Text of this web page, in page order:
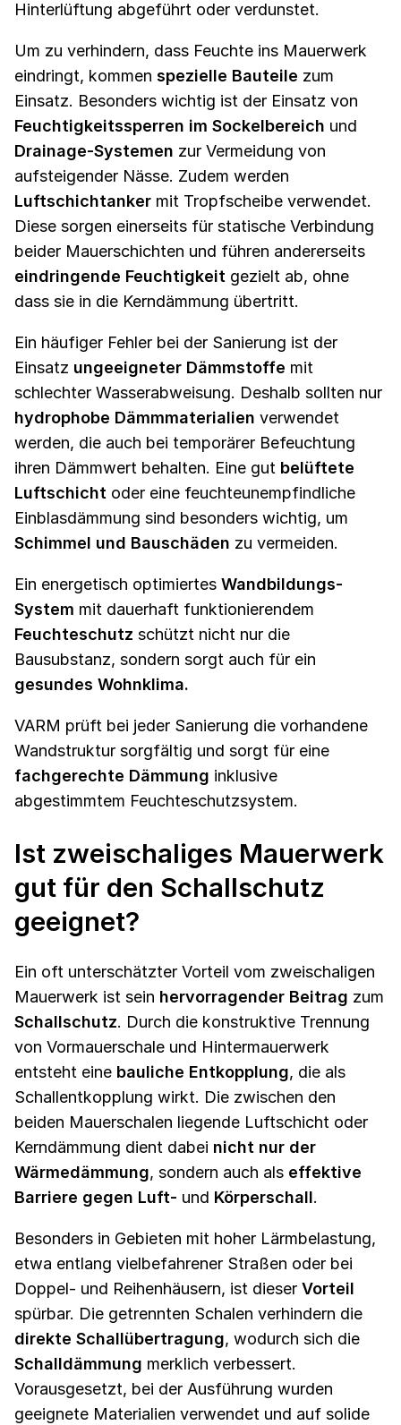
Hinterlüftung abgeführt oder verdunstet.
Um zu verhindern, dass Feuchte ins Mauerwerk
eindringt, kommen spezielle Bauteile zum
Einsatz. Besonders wichtig ist der Einsatz von
Feuchtigkeitssperren im Sockelbereich und
Drainage-Systemen zur Vermeidung von
aufsteigender Nässe. Zudem werden
Luftschichtanker mit Tropfscheibe verwendet.
Diese sorgen einerseits für statische Verbindung
beider Mauerschichten und führen andererseits
eindringende Feuchtigkeit gezielt ab, ohne
dass sie in die Kerndämmung übertritt.
Ein häufiger Fehler bei der Sanierung ist der
Einsatz ungeeigneter Dämmstoffe mit
schlechter Wasserabweisung. Deshalb sollten nur
hydrophobe Dämmmaterialien verwendet
werden, die auch bei temporärer Befeuchtung
ihren Dämmwert behalten. Eine gut belüftete
Luftschicht oder eine feuchteunempfindliche
Einblasdämmung sind besonders wichtig, um
Schimmel und Bauschäden zu vermeiden.
Ein energetisch optimiertes Wandbildungs-
System mit dauerhaft funktionierendem
Feuchteschutz schützt nicht nur die
Bausubstanz, sondern sorgt auch für ein
gesundes Wohnklima.
VARM prüft bei jeder Sanierung die vorhandene
Wandstruktur sorgfältig und sorgt für eine
fachgerechte Dämmung inklusive
abgestimmtem Feuchteschutzsystem.
Ist zweischaliges Mauerwerk
gut für den Schallschutz
geeignet?
Ein oft unterschätzter Vorteil vom zweischaligen
Mauerwerk ist sein hervorragender Beitrag zum
Schallschutz. Durch die konstruktive Trennung
von Vormauerschale und Hintermauerwerk
entsteht eine bauliche Entkopplung, die als
Schallentkopplung wirkt. Die zwischen den
beiden Mauerschalen liegende Luftschicht oder
Kerndämmung dient dabei nicht nur der
Wärmedämmung, sondern auch als effektive
Barriere gegen Luft- und Körperschall.
Besonders in Gebieten mit hoher Lärmbelastung,
etwa entlang vielbefahrener Straßen oder bei
Doppel- und Reihenhäusern, ist dieser Vorteil
spürbar. Die getrennten Schalen verhindern die
direkte Schallübertragung, wodurch sich die
Schalldämmung merklich verbessert.
Vorausgesetzt, bei der Ausführung wurden
geeignete Materialien verwendet und auf solide